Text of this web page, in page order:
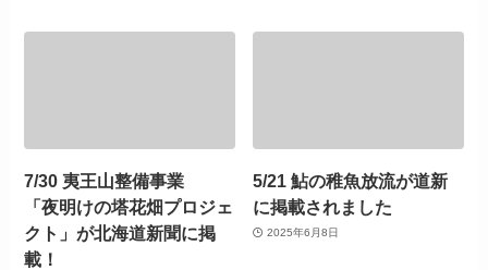
7/30 夷王山整備事業
「夜明けの塔花畑プロジェ
クト」が北海道新聞に掲
載！
5/21 鮎の稚魚放流が道新
に掲載されました
2025年6月8日